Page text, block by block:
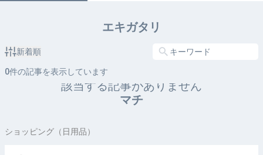
エキガタリ
新着順
0件の記事を表示しています
該当する記事がありません
マチ
ショッピング（日用品）